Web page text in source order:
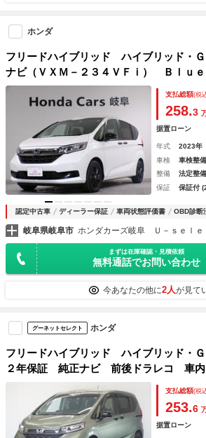
ホンダ
フリードハイブリッド ハイブリッド・
ナビ（ＶＸＭ－２３４ＶＦｉ） Ｂｌｕ
ートヒーター 両側電動スライドドア Ｅ
ビ フルセグＴＶ 純正アルミホイール
クソナー 地デジフルセグ 禁煙車
支払総額(税
258.3
据置ローン
年式 2023年
車検
車検整
整備
法定整
保証
保証付
認定中古車 ディーラー保証 車両状態評価書 OBD診断
岐阜県岐阜市 ホンダカーズ岐阜 Ｕ－ｓｅｌｅ
まずは在庫確認・見積依頼
無料通話でお問い合わせ
今あなたの他に2人が見て
グーネットセレクト ホンダ
フリードハイブリッド ハイブリッド・
２年保証 純正ナビ 前後ドラレコ 車
ックカメラ 両側電動スライドドア アダ
ントロール Ｂｌｕｅｔｏｏｔｈ ＴＶ
マートキー２個 横滑り防止装置
支払総額(税
253.6
据置ローン